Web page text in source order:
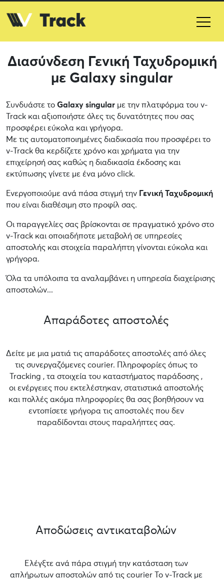
Διασύνδεση Γενική Ταχυδρομική
με Galaxy singular
Συνδυάστε το Galaxy singular με την πλατφόρμα του v-
Track και αξιοποιήστε όλες τις δυνατότητες που σας
προσφέρει εύκολα και γρήγορα.
Με τις αυτοματοποιημένες διαδικασία που προσφέρει το
v-Track θα κερδίζετε χρόνο και χρήματα για την
επιχείρησή σας καθώς η διαδικασία έκδοσης και
εκτύπωσης γίνετε με ένα μόνο click.
Ενεργοποιούμε ανά πάσα στιγμή την Γενική Ταχυδρομική
που είναι διαθέσιμη στο προφίλ σας.
Οι παραγγελίες σας βρίσκονται σε πραγματικό χρόνο στο
v-Track και οποιαδήποτε μεταβολή σε υπηρεσίες
αποστολής και στοιχεία παραλήπτη γίνονται εύκολα και
γρήγορα.
Όλα τα υπόλοιπα τα αναλαμβάνει η υπηρεσία διαχείρισης
αποστολών...
Απαράδοτες αποστολές
Δείτε με μια ματιά τις απαράδοτες αποστολές από όλες
τις συνεργαζόμενες courier. Πληροφορίες όπως το
Tracking , τα στοιχεία του καταστήματος παράδοσης ,
οι ενέργειες που εκτελέστηκαν, στατιστικά αποστολής
και πολλές ακόμα πληροφορίες θα σας βοηθήσουν να
εντοπίσετε γρήγορα τις αποστολές που δεν
παραδίδονται στους παραλήπτες σας.
Αποδώσεις αντικαταβολών
Ελέγξτε ανά πάρα στιγμή την κατάσταση των
απλήρωτων αποστολών από τις courier Το v-Track με